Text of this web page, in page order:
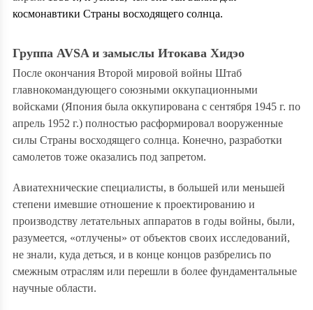
космонавтики Страны восходящего солнца.
Группа AVSA и замыслы Итокава Хидэо
После окончания Второй мировой войны Штаб
главнокомандующего союзными оккупационными
войсками (Япония была оккупирована с сентября 1945 г. по
апрель 1952 г.) полностью расформировал вооруженные
силы Страны восходящего солнца. Конечно, разработки
самолетов тоже оказались под запретом.
Авиатехнические специалисты, в большей или меньшей
степени имевшие отношение к проектированию и
производству летательных аппаратов в годы войны, были,
разумеется, «отлучены» от объектов своих исследований,
не знали, куда деться, и в конце концов разбрелись по
смежным отраслям или перешли в более фундаментальные
научные области.